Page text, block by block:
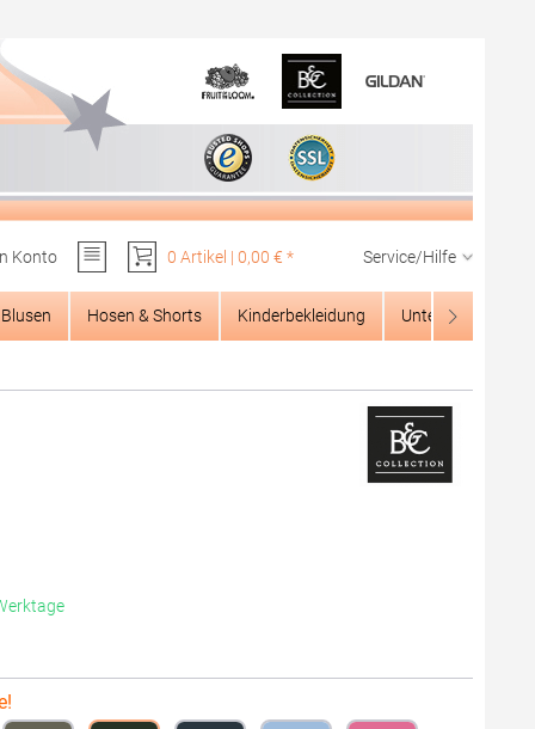
Konto
0 Artikel | 0,00 € * Service/Hilfe
Hosen & Shorts Kinderbekleidung Unterwäsche